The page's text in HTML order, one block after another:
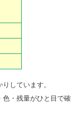
しています。
色・残量がひと目で確